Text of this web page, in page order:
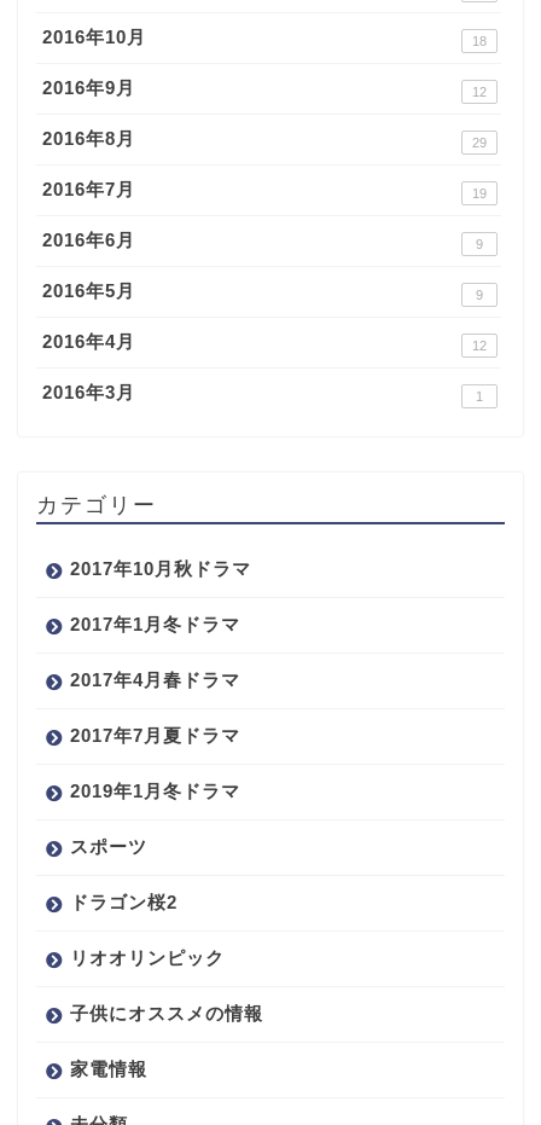
2016年10月 18
2016年9月 12
2016年8月 29
2016年7月 19
2016年6月 9
2016年5月 9
2016年4月 12
2016年3月 1
カテゴリー
2017年10月秋ドラマ
2017年1月冬ドラマ
2017年4月春ドラマ
2017年7月夏ドラマ
2019年1月冬ドラマ
スポーツ
ドラゴン桜2
リオオリンピック
子供にオススメの情報
家電情報